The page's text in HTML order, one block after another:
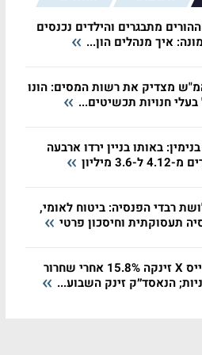
מתבגרים והילדים נכנסים
איך מנהלים הון...
מצדיק את רשות המסים: הונו
חנויות תכשיטים...
באותו בניין ירדו ארבעה
ל-3.6 מיליון
רבדי הפנסיה: ביטוח לאומי,
תעסוקתית וחיסכון פרטי
ספייס X זינקה 15.8% אחרי שחרור
הנאסד״ק זינק השבוע...